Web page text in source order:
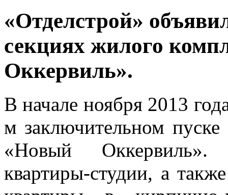
«Отделстрой»
секциях жилого
Оккервиль».
В начале ноября 2013
м заключительном
«Новый Оккервиль».
квартиры-студии, а